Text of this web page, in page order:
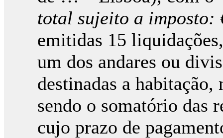
total sujeito a imposto:
emitidas 15
um dos andares ou
destinadas a
sendo o somatório das
cujo prazo de